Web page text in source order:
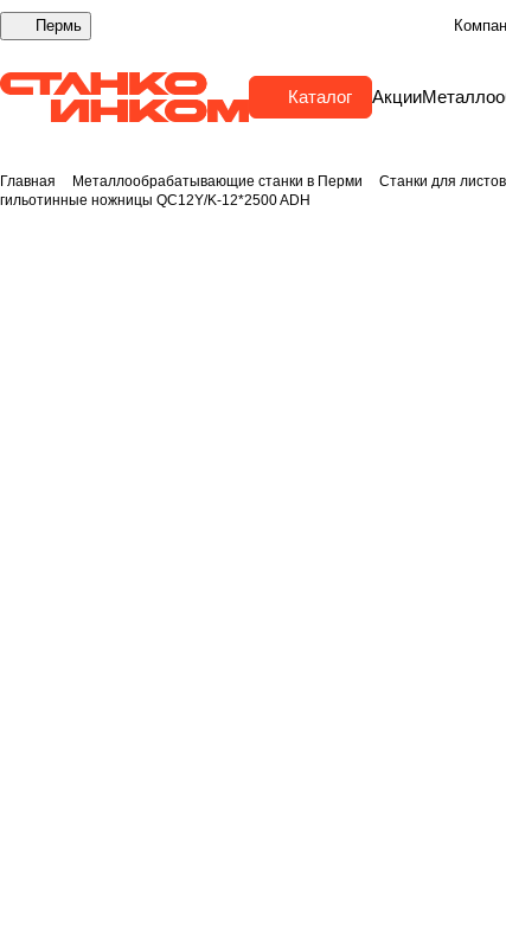
Пермь
Каталог Акции
Главная Металлообрабатывающие станки в Перми Станки для
гильотинные ножницы QC12Y/K-12*2500 ADH